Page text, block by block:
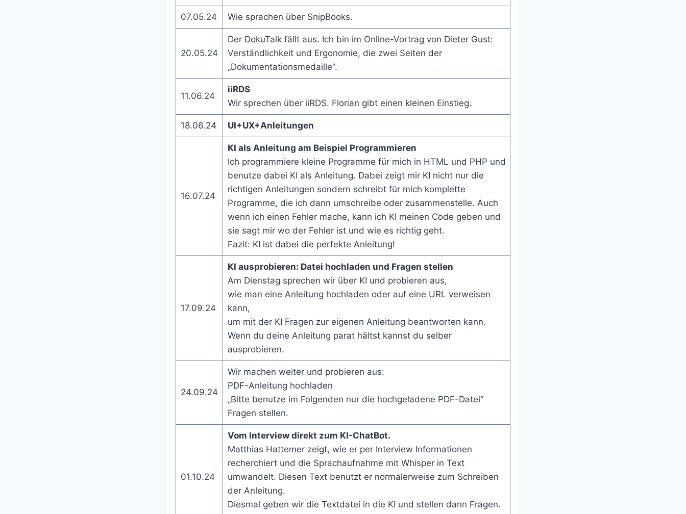
07.05.24 Wie sprachen über SnipBooks.
20.05.24
Der DokuTalk fällt aus. Ich bin im Online-Vortrag von Dieter Gust:
Verständlichkeit und Ergonomie, die zwei Seiten der
„Dokumentationsmedaille“.
11.06.24
iiRDS
Wir sprechen über iiRDS. Florian gibt einen kleinen Einstieg.
18.06.24 UI+UX+Anleitungen
16.07.24
KI als Anleitung am Beispiel Programmieren
Ich programmiere kleine Programme für mich in HTML und PHP und
benutze dabei KI als Anleitung. Dabei zeigt mir KI nicht nur die
richtigen Anleitungen sondern schreibt für mich komplette
Programme, die ich dann umschreibe oder zusammenstelle. Auch
wenn ich einen Fehler mache, kann ich KI meinen Code geben und
sie sagt mir wo der Fehler ist und wie es richtig geht.
Fazit: KI ist dabei die perfekte Anleitung!
17.09.24
KI ausprobieren: Datei hochladen und Fragen stellen
Am Dienstag sprechen wir über KI und probieren aus,
wie man eine Anleitung hochladen oder auf eine URL verweisen
kann,
um mit der KI Fragen zur eigenen Anleitung beantworten kann.
Wenn du deine Anleitung parat hältst kannst du selber
ausprobieren.
24.09.24
Wir machen weiter und probieren aus:
PDF-Anleitung hochladen
„Bitte benutze im Folgenden nur die hochgeladene PDF-Datei“
Fragen stellen.
01.10.24
Vom Interview direkt zum KI-ChatBot.
Matthias Hattemer zeigt, wie er per Interview Informationen
recherchiert und die Sprachaufnahme mit Whisper in Text
umwandelt. Diesen Text benutzt er normalerweise zum Schreiben
der Anleitung.
Diesmal geben wir die Textdatei in die KI und stellen dann Fragen.